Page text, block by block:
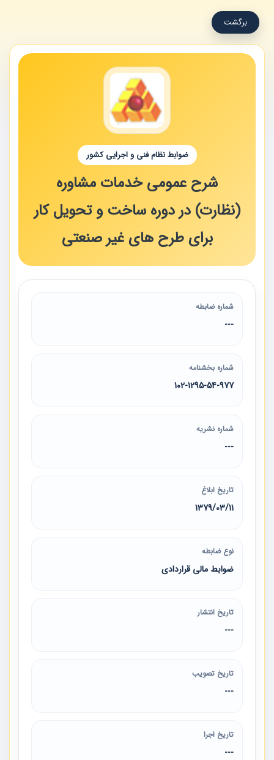
برگشت
ضوابط نظام فنی و اجرایی کشور
شرح عمومی خدمات مشاوره
(نظارت) در دوره ساخت و تحویل کار
برای طرح های غیر صنعتی
شماره ضابطه
---
شماره بخشنامه
102-1295-54-977
شماره نشریه
---
تاریخ ابلاغ
1379/03/11
نوع ضابطه
ضوابط مالی قراردادی
تاریخ انتشار
---
تاریخ تصویب
---
تاریخ اجرا
---